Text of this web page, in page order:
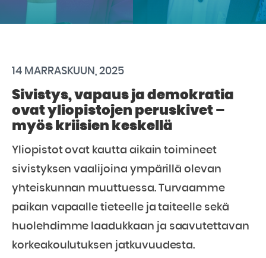
14 MARRASKUUN, 2025
Sivistys, vapaus ja demokratia
ovat yliopistojen peruskivet –
myös kriisien keskellä
Yliopistot ovat kautta aikain toimineet
sivistyksen vaalijoina ympärillä olevan
yhteiskunnan muuttuessa. Turvaamme
paikan vapaalle tieteelle ja taiteelle sekä
huolehdimme laadukkaan ja saavutettavan
korkeakoulutuksen jatkuvuudesta.